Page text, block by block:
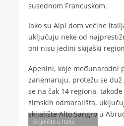
susednom Francuskom.
Iako su Alpi dom većine
uključuju neke od
oni nisu jedini skijaški
Apenini, koje međunarodni
zanemaruju, protežu se
se na čak 14 regiona,
zimskih odmarališta,
skijalište Alto Sangro u
Skijališta u Italiji